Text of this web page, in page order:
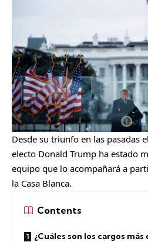
Desde su triunfo en las pasadas
electo Donald Trump ha estado
equipo que lo acompañará a
la Casa Blanca.
Contents
¿Cuáles son los cargos